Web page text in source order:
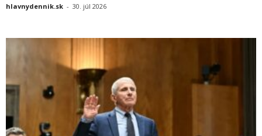
hlavnydennik.sk - 30. júl 2026